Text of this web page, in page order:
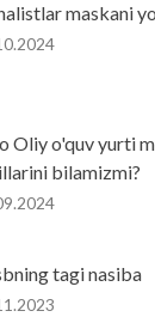
maskani
Oliy o'quv yurti
bilamizmi?
tagi nasiba